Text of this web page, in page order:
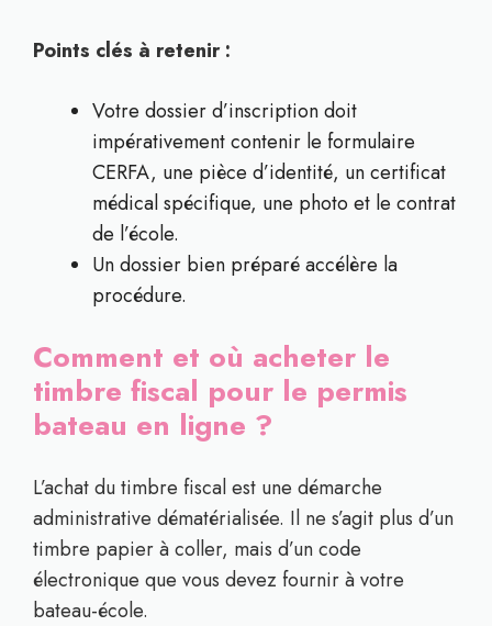
Points clés à retenir :
Votre dossier d’inscription doit
impérativement contenir le formulaire
CERFA, une pièce d’identité, un certificat
médical spécifique, une photo et le contrat
de l’école.
Un dossier bien préparé accélère la
procédure.
Comment et où acheter le
timbre fiscal pour le permis
bateau en ligne ?
L’achat du timbre fiscal est une démarche
administrative dématérialisée. Il ne s’agit plus d’un
timbre papier à coller, mais d’un code
électronique que vous devez fournir à votre
bateau-école.